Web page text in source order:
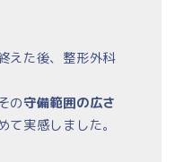
えた後、整形外科
の守備範囲の広さ
て実感しました。